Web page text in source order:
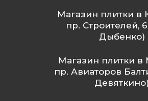
Магазин плитки в
пр. Строителей,
Дыбенко)
Магазин плитки в
пр. Авиаторов
Девяткино)